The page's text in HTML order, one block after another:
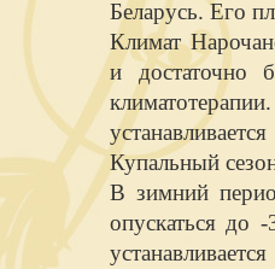
Беларусь. Его
Климат
и достаточно
Купальный
В зимний
опускаться до